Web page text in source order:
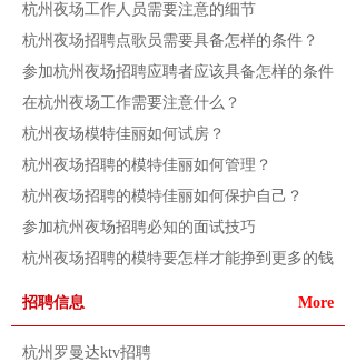
杭州夜场工作人员需要注意的细节
杭州夜场招聘点歌员需要具备怎样的条件？
参加杭州夜场招聘应聘者应该具备怎样的条件
在杭州夜场工作需要注意什么？
杭州夜场模特佳丽如何试房？
杭州夜场招聘的模特佳丽如何管理？
杭州夜场招聘的模特佳丽如何保护自己？
参加杭州夜场招聘必知的面试技巧
杭州夜场招聘的模特要怎样才能挣到更多的钱
招聘信息 More
杭州罗曼达ktv招聘